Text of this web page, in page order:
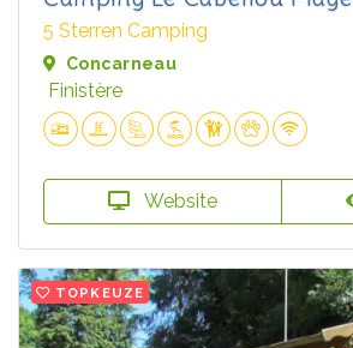
5 Sterren Camping
Concarneau
Finistère
Website
TOPKEUZE